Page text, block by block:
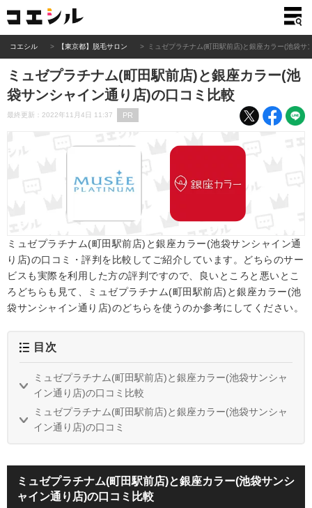
コエシル 【東京都】脱毛サロン ミュゼプラチナム(町田駅前店)と銀座カラー(池袋サ
ミュゼプラチナム(町田駅前店)と銀座カラー(池
袋サンシャイン通り店)の口コミ比較
最終更新：2022年11月4日 11:37 PR
ミュゼプラチナム(町田駅前店)と銀座カラー(池袋サンシャイン通
り店)の口コミ・評判を比較してご紹介しています。どちらのサー
ビスも実際を利用した方の評判ですので、良いところと悪いとこ
ろどちらも見て、ミュゼプラチナム(町田駅前店)と銀座カラー(池
袋サンシャイン通り店)のどちらを使うのか参考にしてください。
目次
ミュゼプラチナム(町田駅前店)と銀座カラー(池袋サンシャ
イン通り店)の口コミ比較
ミュゼプラチナム(町田駅前店)と銀座カラー(池袋サンシャ
イン通り店)の口コミ
ミュゼプラチナム(町田駅前店)と銀座カラー(池袋サンシ
ャイン通り店)の口コミ比較